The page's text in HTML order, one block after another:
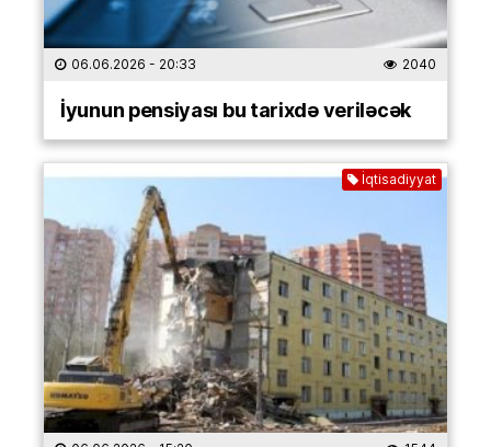
06.06.2026 - 20:33 2040
İyunun pensiyası bu tarixdə veriləcək
İqtisadiyyat